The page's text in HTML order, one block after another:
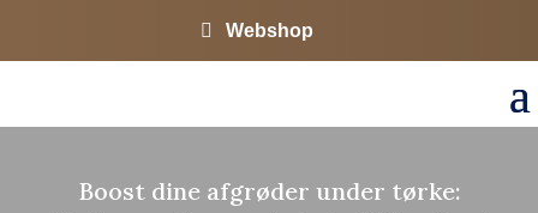
Webshop
Boost dine afgrøder under tørke: